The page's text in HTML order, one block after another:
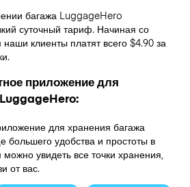
багажа LuggageHero
суточный тариф. Начиная со
клиенты платят всего $4.90 за
приложение для
для хранения багажа
удобства и простоты в
увидеть все точки хранения,
от вас.